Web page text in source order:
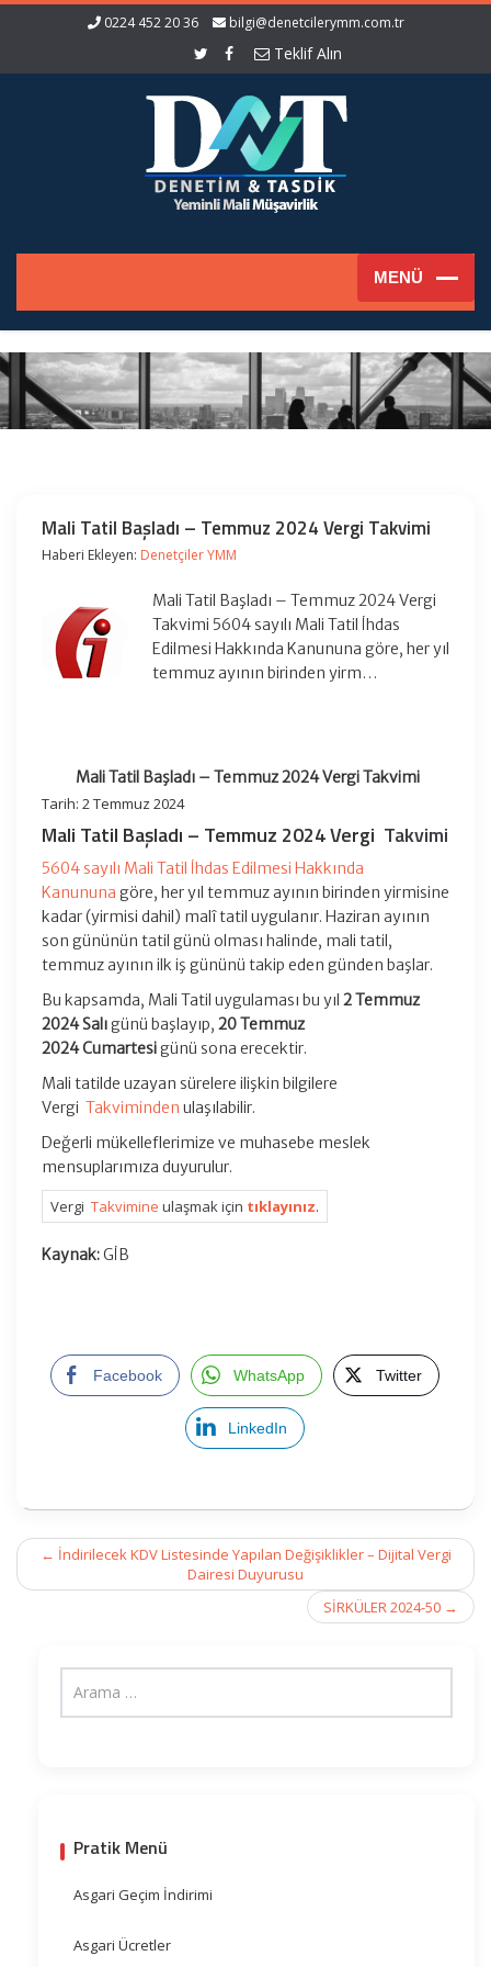
0224 452 20 36 bilgi@denetcilerymm.com.tr
Teklif Alın
Mali Tatil Başladı – Temmuz 2024 Vergi Takvimi
Haberi Ekleyen: Denetçiler YMM
Mali Tatil Başladı – Temmuz 2024 Vergi
Takvimi 5604 sayılı Mali Tatil İhdas
Edilmesi Hakkında Kanununa göre, her yıl
temmuz ayının birinden yirm…
Mali Tatil Başladı – Temmuz 2024 Vergi Takvimi
Tarih: 2 Temmuz 2024
Mali Tatil Başladı – Temmuz 2024 Vergi Takvimi
5604 sayılı Mali Tatil İhdas Edilmesi Hakkında
Kanununa göre, her yıl temmuz ayının birinden yirmisine
kadar (yirmisi dahil) malî tatil uygulanır. Haziran ayının
son gününün tatil günü olması halinde, mali tatil,
temmuz ayının ilk iş gününü takip eden günden başlar.
Bu kapsamda, Mali Tatil uygulaması bu yıl 2 Temmuz
2024Salıgünü başlayıp, 20 Temmuz
2024Cumartesigünü sona erecektir.
Mali tatilde uzayan sürelere ilişkin bilgilere
Vergi Takviminden ulaşılabilir.
Değerli mükelleflerimize ve muhasebe meslek
mensuplarımıza duyurulur.
Vergi Takvimine ulaşmak için tıklayınız.
Kaynak:GİB
Facebook WhatsApp Twitter
LinkedIn
Post
navigation
← İndirilecek KDV Listesinde Yapılan Değişiklikler – Dijital Vergi
Dairesi Duyurusu
SİRKÜLER 2024-50 →
Pratik Menü
Asgari Geçim İndirimi
Asgari Ücretler